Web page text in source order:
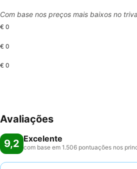
Com base nos preços mais baixos no
€ 0
€ 0
€ 0
Avaliações
9,2 Excelente
com base em 1.506 pontuações nos